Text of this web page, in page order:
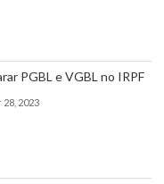
PGBL e VGBL no IRPF
28, 2023